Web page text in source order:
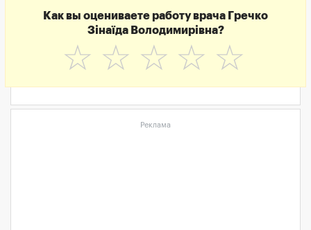
Как вы оцениваете работу врача Гречко
Зінаїда Володимирівна?
☆
☆
☆
☆
☆
Реклама